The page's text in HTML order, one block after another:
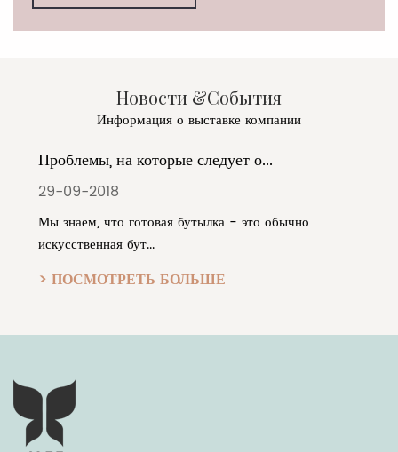
Новости &События
Информация о выставке компании
Проблемы, на которые следует о...
29-09-2018
Мы знаем, что готовая бутылка - это обычно
искусственная бут...
> ПОСМОТРЕТЬ БОЛЬШЕ